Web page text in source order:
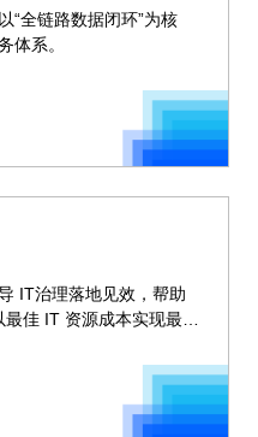
“全链路数据闭环”为核
体系。
IT治理落地见效，帮助
佳 IT 资源成本实现最大